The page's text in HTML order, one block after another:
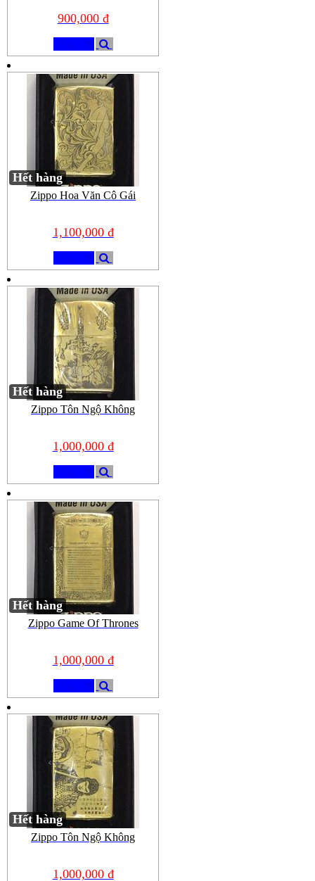
900,000 đ
Hết hàng
Zippo Hoa Văn Cô Gái
1,100,000 đ
Hết hàng
Zippo Tôn Ngộ Không
1,000,000 đ
Hết hàng
Zippo Game Of Thrones
1,000,000 đ
Hết hàng
Zippo Tôn Ngộ Không
1,000,000 đ